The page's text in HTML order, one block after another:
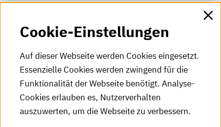
HKA-Shop
HKA-Videos
HKA-Publikationen
RSS-Feed
Cookie-Einstellungen
Auf dieser Webseite werden Cookies eingesetzt.
Essenzielle Cookies werden zwingend für die
Funktionalität der Webseite benötigt. Analyse-
Cookies erlauben es, Nutzerverhalten
auszuwerten, um die Webseite zu verbessern.